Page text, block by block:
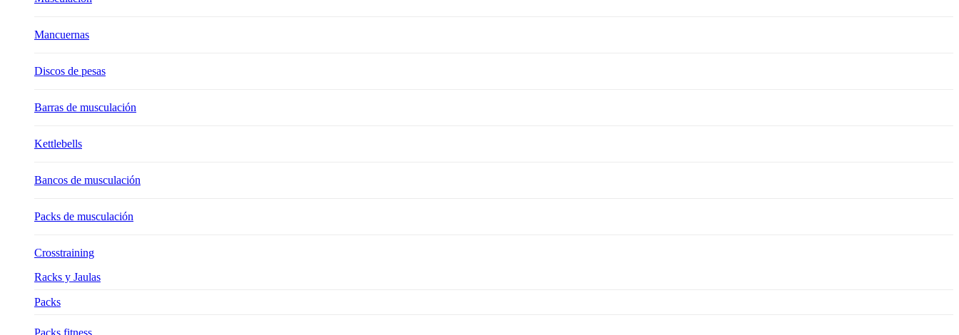
Mancuernas
Discos de pesas
Barras de musculación
Kettlebells
Bancos de musculación
Packs de musculación
Crosstraining
Racks y Jaulas
Packs
Packs fitness